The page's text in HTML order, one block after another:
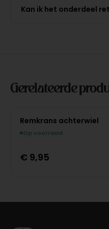
Kan ik het onderdeel
Gerelateerde
Remkrans achterwiel
Op voorraad
€ 9,95